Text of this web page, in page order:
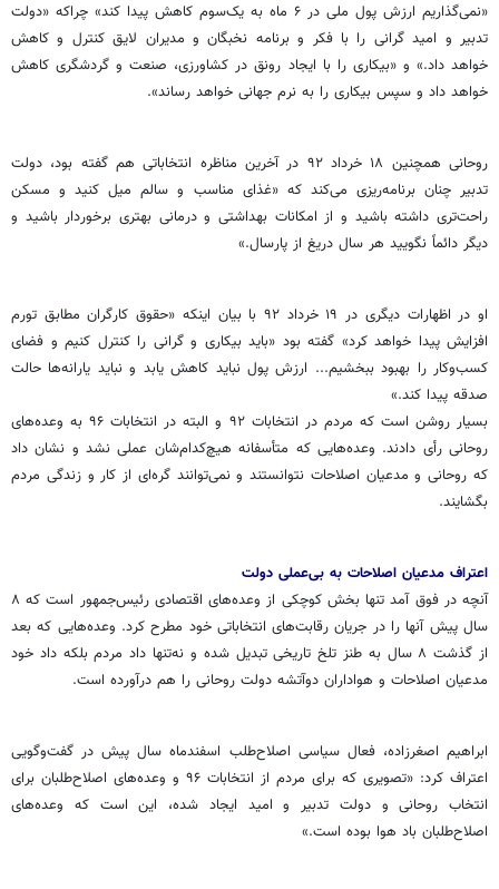
«نمی‌گذاریم ارزش پول ملی در ۶ ماه به یک‌سوم کاهش پیدا کند» چراکه «دولت
تدبیر و امید گرانی را با فکر و برنامه نخبگان و مدیران لایق کنترل و کاهش
خواهد داد.» و «بیکاری را با ایجاد رونق در کشاورزی، صنعت و گردشگری کاهش
خواهد داد و سپس بیکاری را به نرم جهانی خواهد رساند».
روحانی همچنین ۱۸ خرداد ۹۲ در آخرین مناظره انتخاباتی هم گفته بود، دولت
تدبیر چنان برنامه‌ریزی می‌کند که «غذای مناسب و سالم میل کنید و مسکن
راحت‌تری داشته باشید و از امکانات بهداشتی و درمانی بهتری برخوردار باشید و
دیگر دائماً نگویید هر سال دریغ از پارسال.»
او در اظهارات دیگری در ۱۹ خرداد ۹۲ با بیان اینکه «حقوق کارگران مطابق تورم
افزایش پیدا خواهد کرد» گفته بود «باید بیکاری و گرانی را کنترل کنیم و فضای
کسب‌وکار را بهبود ببخشیم... ارزش پول نباید کاهش یابد و نباید یارانه‌ها حالت
صدقه پیدا کند.»
بسیار روشن است که مردم در انتخابات ۹۲ و البته در انتخابات ۹۶ به وعده‌های
روحانی رأی دادند. وعده‌هایی که متأسفانه هیچ‌کدام‌شان عملی نشد و نشان داد
که روحانی و مدعیان اصلاحات نتوانستند و نمی‌توانند گره‌ای از کار و زندگی مردم
بگشایند.
اعتراف مدعیان اصلاحات به بی‌عملی دولت
آنچه در فوق آمد تنها بخش کوچکی از وعده‌های اقتصادی رئیس‌جمهور است که ۸
سال پیش آنها را در جریان رقابت‌های انتخاباتی خود مطرح کرد. وعده‌هایی که بعد
از گذشت ۸ سال به طنز تلخ تاریخی تبدیل شده و نه‌تنها داد مردم بلکه داد خود
مدعیان اصلاحات و هواداران دوآتشه دولت روحانی را هم درآورده است.
ابراهیم اصغرزاده، فعال سیاسی اصلاح‌طلب اسفندماه سال پیش در گفت‌وگویی
اعتراف کرد: «تصویری که برای مردم از انتخابات ۹۶ و وعده‌های اصلاح‌طلبان برای
انتخاب روحانی و دولت تدبیر و امید ایجاد شده، این است که وعده‌های
اصلاح‌طلبان باد هوا بوده است.»